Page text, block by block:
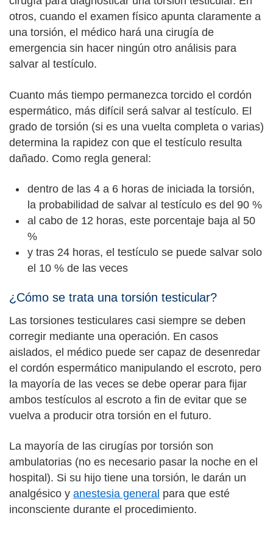
otros, cuando el examen físico apunta claramente a
una torsión, el médico hará una cirugía de
emergencia sin hacer ningún otro análisis para
salvar al testículo.
Cuanto más tiempo permanezca torcido el cordón
espermático, más difícil será salvar al testículo. El
grado de torsión (si es una vuelta completa o varias)
determina la rapidez con que el testículo resulta
dañado. Como regla general:
dentro de las 4 a 6 horas de iniciada la torsión,
la probabilidad de salvar al testículo es del 90 %
al cabo de 12 horas, este porcentaje baja al 50
%
y tras 24 horas, el testículo se puede salvar solo
el 10 % de las veces
¿Cómo se trata una torsión testicular?
Las torsiones testiculares casi siempre se deben
corregir mediante una operación. En casos
aislados, el médico puede ser capaz de desenredar
el cordón espermático manipulando el escroto, pero
la mayoría de las veces se debe operar para fijar
ambos testículos al escroto a fin de evitar que se
vuelva a producir otra torsión en el futuro.
La mayoría de las cirugías por torsión son
ambulatorias (no es necesario pasar la noche en el
hospital). Si su hijo tiene una torsión, le darán un
analgésico y anestesia general para que esté
inconsciente durante el procedimiento.